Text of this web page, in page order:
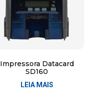
Impressora Datacard
SD160
LEIA MAIS